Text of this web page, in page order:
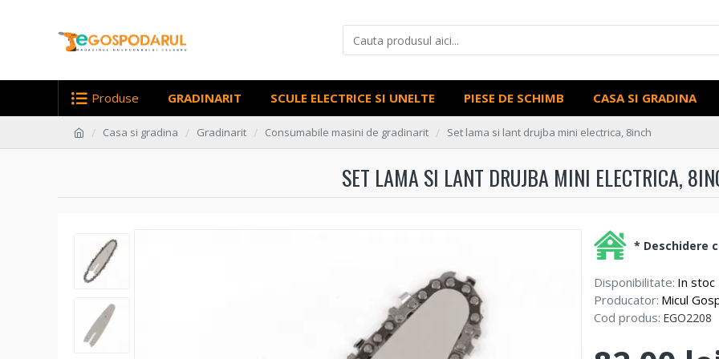
Produse GRADINARIT SCULE ELECTRICE SI UNELTE PIESE DE SCHIMB CASA SI GRADINA
Casa si gradina Gradinarit Consumabile masini de gradinarit Set lama si lant drujba mini electrica, 8inch
SET LAMA SI LANT DRUJBA MINI ELECTRICA,
Disponibilitate: In stoc
Producator: Micul
Cod produs: EGO2208
* Deschidere